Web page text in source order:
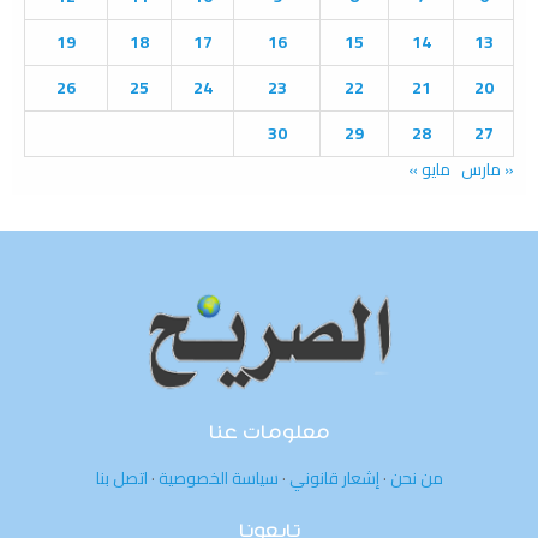
C
H
13
14
15
16
17
18
19
20
21
22
23
24
25
26
27
28
29
30
« مارس مايو »
معلومات عنا
من نحن·إشعار قانوني·سياسة الخصوصية·اتصل بنا
تابعونا